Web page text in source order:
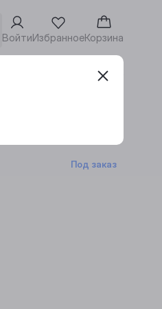
ВойтиИзбранноеКорзина
Адреса винотек
Под заказ